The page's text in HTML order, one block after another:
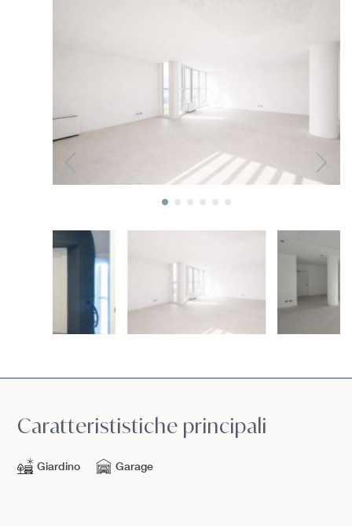
Caratterististiche principali
Giardino Garage